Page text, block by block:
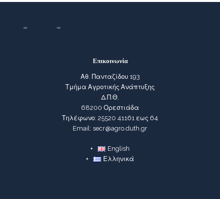
Επικοινωνία
Αθ. Πανταζίδου 193
Τμήμα Αγροτικής Ανάπτυξης
Δ.Π.Θ,
68200 Ορεστιάδα
Τηλέφωνο: 25520 41161 εως 64
Email: secr@agro.duth.gr
English
Ελληνικά